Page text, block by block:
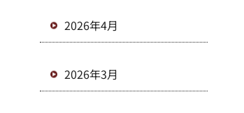
2026年4月
2026年3月